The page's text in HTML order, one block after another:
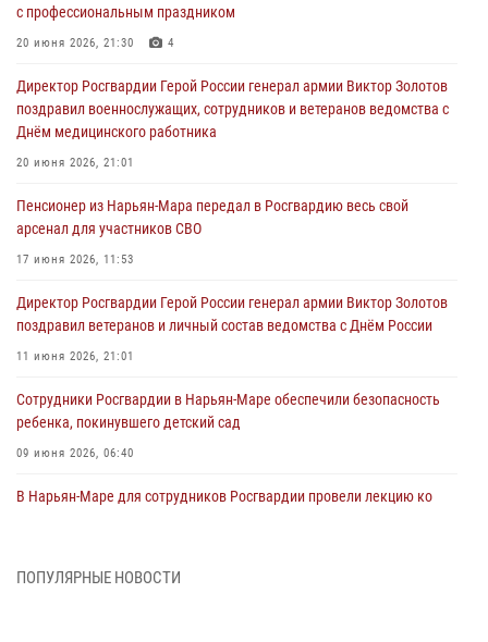
с профессиональным праздником
20 июня 2026, 21:30 4
Директор Росгвардии Герой России генерал армии Виктор Золотов
поздравил военнослужащих, сотрудников и ветеранов ведомства с
Днём медицинского работника
20 июня 2026, 21:01
Пенсионер из Нарьян-Мара передал в Росгвардию весь свой
арсенал для участников СВО
17 июня 2026, 11:53
Директор Росгвардии Герой России генерал армии Виктор Золотов
поздравил ветеранов и личный состав ведомства с Днём России
11 июня 2026, 21:01
Сотрудники Росгвардии в Нарьян-Маре обеспечили безопасность
ребенка, покинувшего детский сад
09 июня 2026, 06:40
В Нарьян-Маре для сотрудников Росгвардии провели лекцию ко
ПОПУЛЯРНЫЕ НОВОСТИ